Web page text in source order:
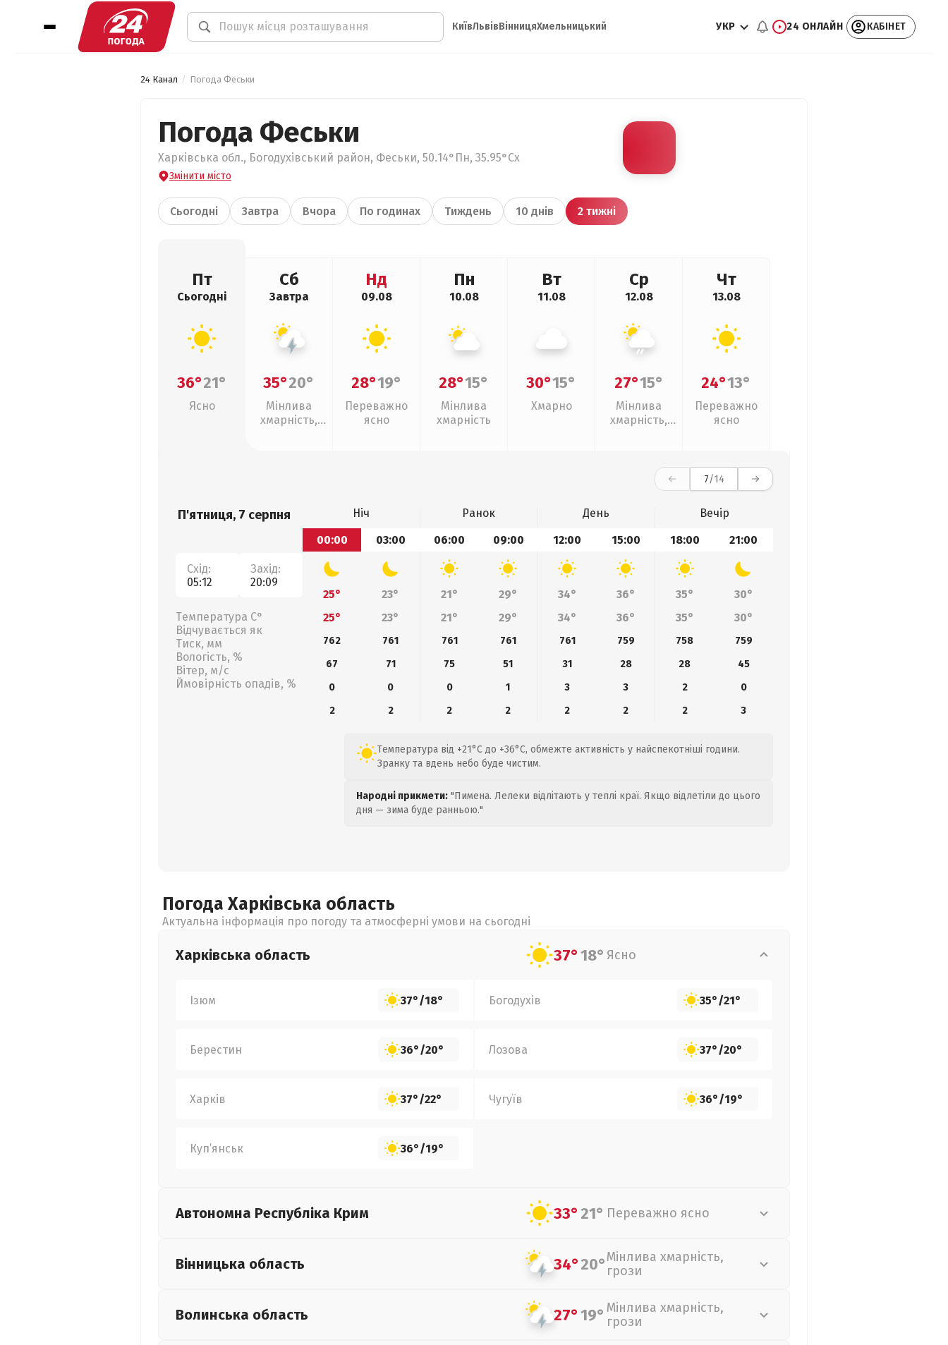
КиївЛьвівВінницяХмельницький УКР 24 ОНЛАЙН КАБІНЕТ
24 Канал Погода Феськи
Погода Феськи
Харківська обл., Богодухівський район, Феськи, 50.14°Пн, 35.95°Сх
Змінити місто
Сьогодні Завтра Вчора По годинах Тиждень 10 днів 2 тижні
Пт
Сьогодні
36°21°
Ясно
Сб
Завтра
35°20°
Мінлива
хмарність,
Нд
09.08
28°19°
Переважно
ясно
Пн
10.08
28°15°
Мінлива
хмарність
Вт
11.08
30°15°
Хмарно
Ср
12.08
27°15°
Мінлива
хмарність,
Чт
13.08
24°13°
Переважно
ясно
7/14
П'ятниця, 7 серпня
Схід:
05:12
Захід:
20:09
Температура С°
Відчувається як
Тиск, мм
Вологість, %
Вітер, м/с
Ймовірність опадів, %
Ніч Ранок День
Вечір
00:00
03:00 06:00 09:00 12:00 15:00 18:00 21:00
25° 23° 21° 29° 34° 36° 35°
30°
25°
23° 21° 29° 34° 36° 35° 30°
762 761 761 761 761 759 758
759
67
71 75 51 31 28 28
45
0
0 0 1 3 3 2
0
2
2 2 2 2 2 2 3
Температура від +21°C до +36°C, обмежте активність у найспекотніші години.
Зранку та вдень небо буде чистим.
Народні прикмети: "Пимена. Лелеки відлітають у теплі краї. Якщо відлетіли до цього
дня — зима буде ранньою."
Погода Харківська область
Актуальна інформація про погоду та атмосферні умови на сьогодні
Харківська область 37°18° Ясно
Ізюм 37°/18° Богодухів 35°/21°
Берестин 36°/20° Лозова 37°/20°
Харків 37°/22° Чугуїв 36°/19°
Куп’янськ 36°/19°
Автономна Республіка Крим 33°21° Переважно ясно
Вінницька область 34°20°Мінлива хмарність,
грози
Волинська область 27°19° Мінлива хмарність,
грози